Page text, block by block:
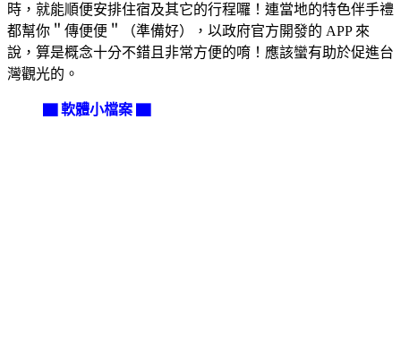
時，就能順便安排住宿及其它的行程囉！連當地的特色伴手禮
都幫你＂傳便便＂（準備好），以政府官方開發的 APP 來
說，算是概念十分不錯且非常方便的唷！應該蠻有助於促進台
灣觀光的。
▇ 軟體小檔案 ▇